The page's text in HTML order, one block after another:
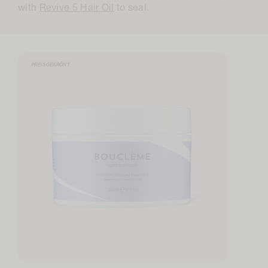
with
Revive 5 Hair Oil to seal.
PREISGEKRÖNT